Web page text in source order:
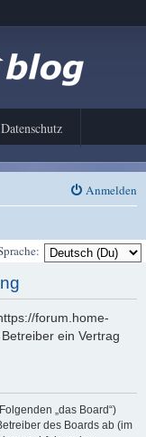
Datenschutz
Anmelden
forum.home-
ein Vertrag
„das Board“)
des Boards ab (im